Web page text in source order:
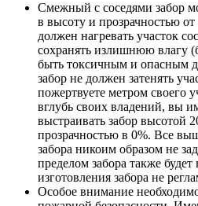
Смежный с соседями забор
в высоту и прозрачностью
должен нагревать участок
сохранять излишнюю влагу
быть токсичным и опасным
забор не должен затенять
пожертвуете метром своего
вглубь своих владений, вы
выстраивать забор высотой
прозрачностью в 0%. Все
забора никоим образом не
пределом забора также
изготовления забора не
Особое внимание